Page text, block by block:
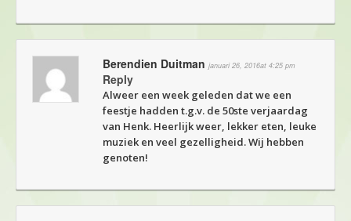
Berendien Duitman januari 26, 2016at 4:25 pm
Reply
Alweer een week geleden dat we een
feestje hadden t.g.v. de 50ste verjaardag
van Henk. Heerlijk weer, lekker eten, leuke
muziek en veel gezelligheid. Wij hebben
genoten!